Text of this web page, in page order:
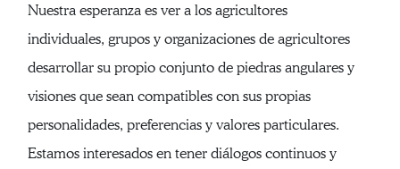
Nuestra esperanza es ver a los agricultores
individuales, grupos y organizaciones de agricultores
desarrollar su propio conjunto de piedras angulares y
visiones que sean compatibles con sus propias
personalidades, preferencias y valores particulares.
Estamos interesados en tener diálogos continuos y